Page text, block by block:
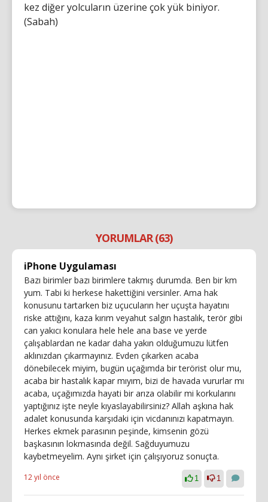
kez diğer yolcuların üzerine çok yük biniyor.
(Sabah)
YORUMLAR (63)
iPhone Uygulaması
Bazı birimler bazı birimlere takmış durumda. Ben bir km
yum. Tabi ki herkese hakettiğini versinler. Ama hak
konusunu tartarken biz uçucuların her uçuşta hayatını
riske attığını, kaza kırım veyahut salgın hastalık, terör gibi
can yakıcı konulara hele hele ana base ve yerde
çalışablardan ne kadar daha yakın olduğumuzu lütfen
aklınızdan çıkarmayınız. Evden çıkarken acaba
dönebilecek miyim, bugün uçağımda bir terörist olur mu,
acaba bir hastalık kapar mıyım, bizi de havada vururlar mı
acaba, uçağımızda hayati bir arıza olabilir mi korkularını
yaptığınız işte neyle kıyaslayabilirsiniz? Allah aşkına hak
adalet konusunda karşıdaki için vicdanınızı kapatmayın.
Herkes ekmek parasının peşinde, kimsenin gözü
başkasının lokmasında değil. Sağduyumuzu
kaybetmeyelim. Aynı şirket için çalışıyoruz sonuçta.
12 yıl önce 1 1